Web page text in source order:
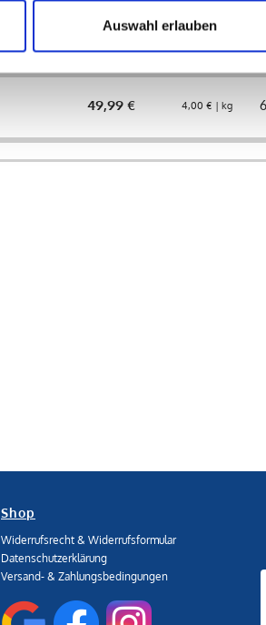
Auswahl erlauben
49,99 € 4,00 € | kg 6
Shop
Widerrufsrecht & Widerrufsformular
Datenschutzerklärung
Versand- & Zahlungsbedingungen